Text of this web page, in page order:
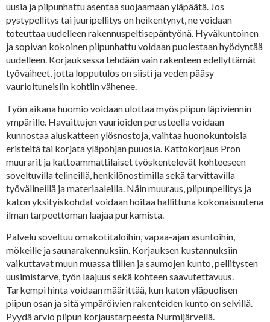
uusia ja piipunhattu asentaa suojaamaan yläpäätä. Jos
pystypellitys tai juuripellitys on heikentynyt, ne voidaan
toteuttaa uudelleen rakennuspeltisepäntyönä. Hyväkuntoinen
ja sopivan kokoinen piipunhattu voidaan puolestaan hyödyntää
uudelleen. Korjauksessa tehdään vain rakenteen edellyttämät
työvaiheet, jotta lopputulos on siisti ja veden pääsy
vaurioituneisiin kohtiin vähenee.
Työn aikana huomio voidaan ulottaa myös piipun läpiviennin
ympärille. Havaittujen vaurioiden perusteella voidaan
kunnostaa aluskatteen ylösnostoja, vaihtaa huonokuntoisia
eristeitä tai korjata yläpohjan puuosia. Kattokorjaus Pron
muurarit ja kattoammattilaiset työskentelevät kohteeseen
soveltuvilla telineillä, henkilönostimilla sekä tarvittavilla
työvälineillä ja materiaaleilla. Näin muuraus, piipunpellitys ja
katon yksityiskohdat voidaan hoitaa hallittuna kokonaisuutena
ilman tarpeettoman laajaa purkamista.
Palvelu soveltuu omakotitaloihin, vapaa-ajan asuntoihin,
mökeille ja saunarakennuksiin. Korjauksen kustannuksiin
vaikuttavat muun muassa tiilien ja saumojen kunto, pellitysten
uusimistarve, työn laajuus sekä kohteen saavutettavuus.
Tarkempi hinta voidaan määrittää, kun katon yläpuolisen
piipun osan ja sitä ympäröivien rakenteiden kunto on selvillä.
Pyydä arvio piipun korjaustarpeesta Nurmijärvellä.